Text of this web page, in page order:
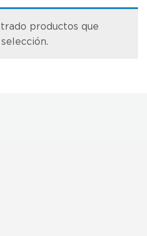
productos que